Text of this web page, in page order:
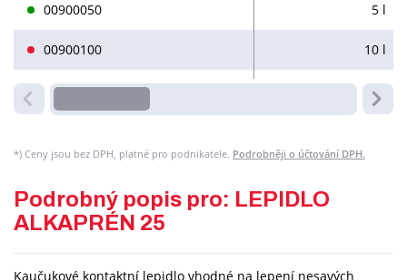
00900050 5 l
00900100 10 l
*) Ceny jsou bez DPH, platné pro podnikatele. Podrobněji o účtování DPH.
Podrobný popis pro: LEPIDLO
ALKAPRÉN 25
Kaučukové kontaktní lepidlo vhodné na lepení nesavých